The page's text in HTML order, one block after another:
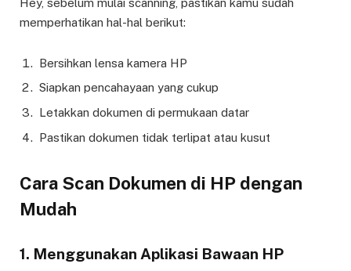
memperhatikan hal-hal berikut:
Bersihkan lensa kamera HP
Siapkan pencahayaan yang cukup
Letakkan dokumen di permukaan datar
Pastikan dokumen tidak terlipat atau kusut
Cara Scan Dokumen di HP dengan
Mudah
1. Menggunakan Aplikasi Bawaan HP